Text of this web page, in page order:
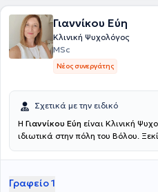
κοινωνικής φροντίδας για
κοντά στο Μάντσεστερ, Ηνωμένο
σε πελάτες στην τριτοβάθμια
Υγείας της Αγγλίας και στον
οργανώσεις ψυχικής υγείας.
Γιαννίκου Εύη
Κλινική Ψυχολόγος
MSc
Νέος συνεργάτης
Σχετικά με την ειδικό
Η Γιαννίκου Εύη είναι Κλινική
ιδιωτικά στην πόλη του Βόλου.
συνέχισε με τη μεταπτυχιακή
θεραπευτικά εργαλεία
Γραφείο 1